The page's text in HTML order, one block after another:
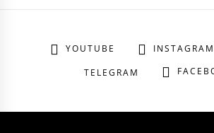
YOUTUBE INSTAGRAM
TELEGRAM